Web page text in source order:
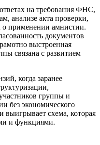
на требования ФНС,
анализе акта проверки,
о применении амнистии.
документов
выстроенная
связана с развитием
когда заранее
группы и
без экономического
выигрывает схема, которая
и функциями.